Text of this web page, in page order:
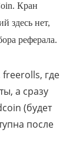
Кран
здесь нет,
реферала.
где
а сразу
(будет
после